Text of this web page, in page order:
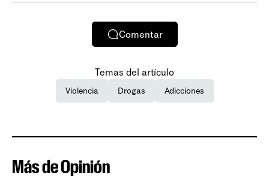
Comentar
Temas del artículo
Violencia Drogas Adicciones
Más de Opinión